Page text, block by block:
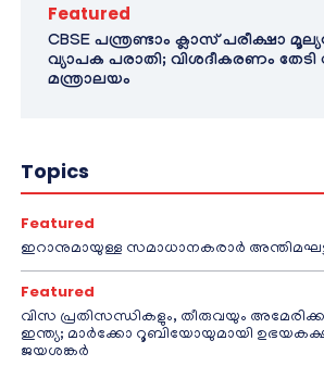
Featured
CBSE പന്ത്രണ്ടാം ക്ലാസ് പരീക്ഷാ
വ്യാപക പരാതി; വിശദീകരണം തേടി
മന്ത്രാലയം
Topics
Featured
ഇറാനുമായുള്ള സമാധാനകരാർ
Featured
വിസ പ്രതിസന്ധികളും, തീരുവയും
ഇന്ത്യ; മാർക്കോ റൂബിയോയുമായി
ജയശങ്കർ